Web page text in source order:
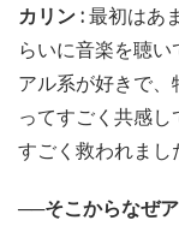
カリン :最初はあ
らいに音楽を聴
アル系が好きで、
ってすごく共感し
すごく救われまし
──そこからなぜ